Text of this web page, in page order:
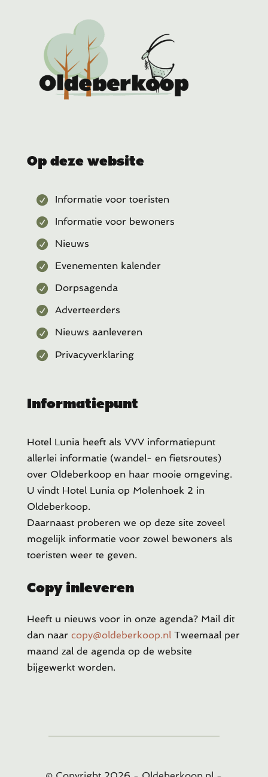
Op deze website
Informatie voor toeristen
Informatie voor bewoners
Nieuws
Evenementen kalender
Dorpsagenda
Adverteerders
Nieuws aanleveren
Privacyverklaring
Informatiepunt
Hotel Lunia heeft als VVV informatiepunt
allerlei informatie (wandel- en fietsroutes)
over Oldeberkoop en haar mooie omgeving.
U vindt Hotel Lunia op Molenhoek 2 in
Oldeberkoop.
Daarnaast proberen we op deze site zoveel
mogelijk informatie voor zowel bewoners als
toeristen weer te geven.
Copy inleveren
Heeft u nieuws voor in onze agenda? Mail dit
dan naar copy@oldeberkoop.nl Tweemaal per
maand zal de agenda op de website
bijgewerkt worden.